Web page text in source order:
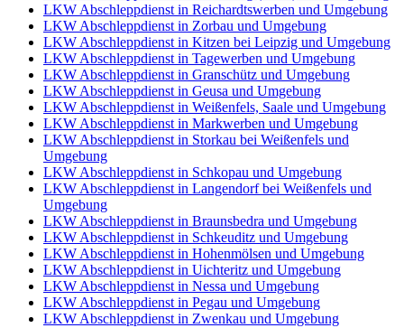
LKW Abschleppdienst in Reichardtswerben und Umgebung
LKW Abschleppdienst in Zorbau und Umgebung
LKW Abschleppdienst in Kitzen bei Leipzig und Umgebung
LKW Abschleppdienst in Tagewerben und Umgebung
LKW Abschleppdienst in Granschütz und Umgebung
LKW Abschleppdienst in Geusa und Umgebung
LKW Abschleppdienst in Weißenfels, Saale und Umgebung
LKW Abschleppdienst in Markwerben und Umgebung
LKW Abschleppdienst in Storkau bei Weißenfels und
Umgebung
LKW Abschleppdienst in Schkopau und Umgebung
LKW Abschleppdienst in Langendorf bei Weißenfels und
Umgebung
LKW Abschleppdienst in Braunsbedra und Umgebung
LKW Abschleppdienst in Schkeuditz und Umgebung
LKW Abschleppdienst in Hohenmölsen und Umgebung
LKW Abschleppdienst in Uichteritz und Umgebung
LKW Abschleppdienst in Nessa und Umgebung
LKW Abschleppdienst in Pegau und Umgebung
LKW Abschleppdienst in Zwenkau und Umgebung